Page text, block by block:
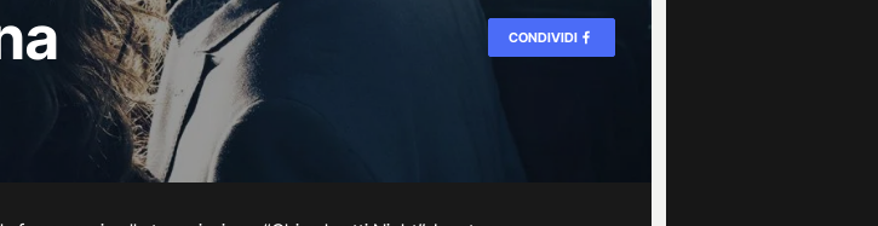
CONDIVIDI